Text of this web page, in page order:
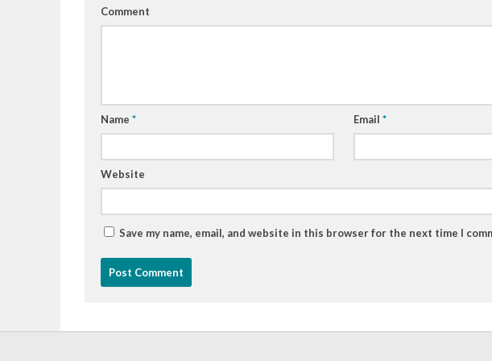
Comment
Name * Email*
Website
Save my name, email, and website in this browser for the next time I